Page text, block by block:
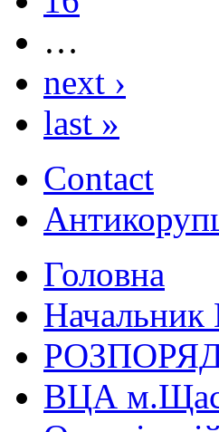
…
next ›
last »
Contact
Головна
Начальник
ВЦА